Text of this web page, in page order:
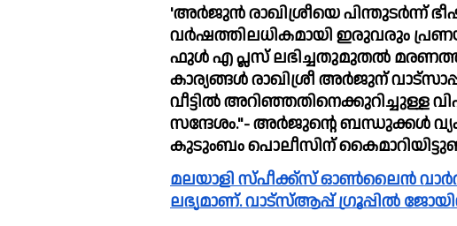
'അര്‍ജുൻ രാഖിശ്രീയെ പിന്തുടര്‍ന്ന്
വര്‍ഷത്തിലധികമായി ഇരുവരും
ഫുള്‍ എ പ്ലസ് ലഭിച്ചതുമുതല്‍
കാര്യങ്ങള്‍ രാഖിശ്രീ അര്‍ജുന് വാട്‌സാപ്പില്‍ മെസേജ് അയച്ചു. ബന്ധം
വീട്ടില്‍ അറിഞ്ഞതിനെക്കുറിച്ചുള്ള
സന്ദേശം."- അര്‍ജുന്റെ ബന്ധുക്കള്‍
കുടുംബം പൊലീസിന്
മലയാളി സ്പീക്ക്സ്‌ ഓൺലൈൻ വാർത്തകൾ വാട്സാപ്പ് ഗ്രൂപ്പിലും
ലഭ്യമാണ്. വാട്സ്ആപ്പ് ഗ്രൂപ്പിൽ